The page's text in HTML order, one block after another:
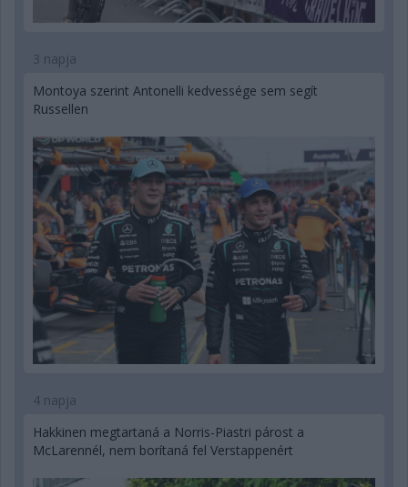
3 napja
Montoya szerint Antonelli kedvessége sem segít
Russellen
4 napja
Hakkinen megtartaná a Norris-Piastri párost a
McLarennél, nem borítaná fel Verstappenért